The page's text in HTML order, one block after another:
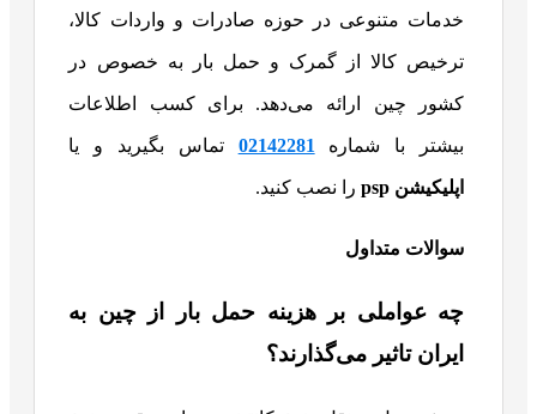
خدمات متنوعی در حوزه صادرات و واردات کالا،
ترخیص کالا از گمرک و حمل بار به خصوص در
کشور چین ارائه می‌دهد. برای کسب اطلاعات
بیشتر با شماره 02142281 تماس بگیرید و یا
اپلیکیشن psp را نصب کنید.
سوالات متداول
چه عواملی بر هزینه حمل بار از چین به
ایران تاثیر می‌گذارند؟